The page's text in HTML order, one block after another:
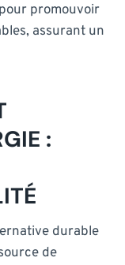
promouvoir
assurant un
:
durable
de